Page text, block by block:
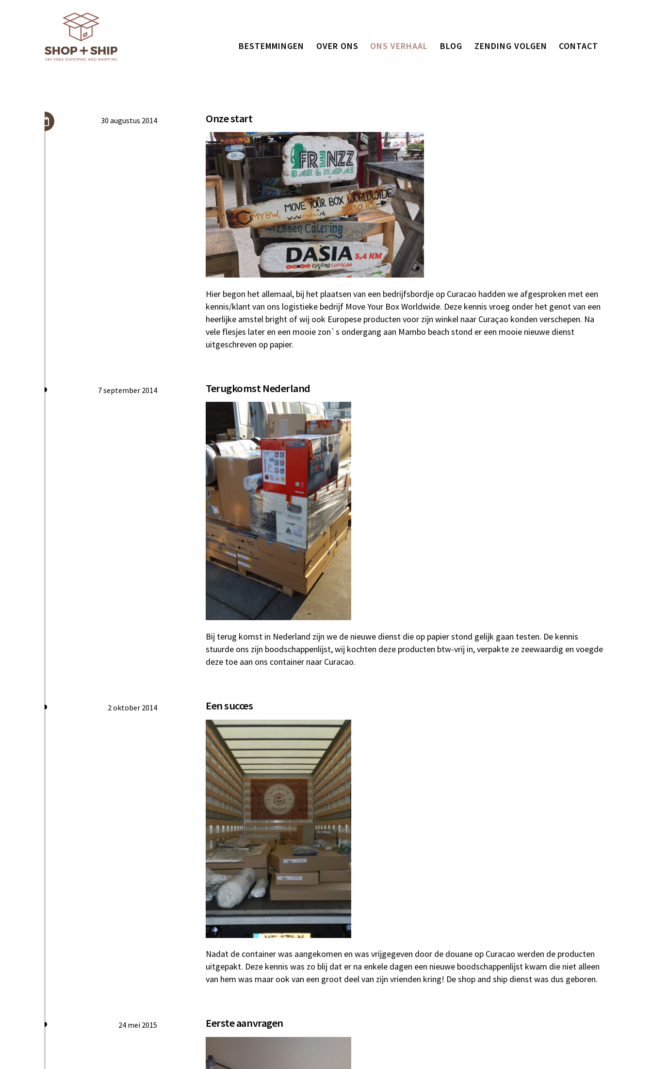
BESTEMMINGEN OVER ONS ONS VERHAAL BLOG ZENDING VOLGEN CONTACT
30 augustus 2014 Onze start
Hier begon het allemaal, bij het plaatsen van een bedrijfsbordje op Curacao hadden we afgesproken met een
kennis/klant van ons logistieke bedrijf Move Your Box Worldwide. Deze kennis vroeg onder het genot van een
heerlijke amstel bright of wij ook Europese producten voor zijn winkel naar Curaçao konden verschepen. Na
vele flesjes later en een mooie zon`s ondergang aan Mambo beach stond er een mooie nieuwe dienst
uitgeschreven op papier.
7 september 2014 Terugkomst Nederland
Bij terug komst in Nederland zijn we de nieuwe dienst die op papier stond gelijk gaan testen. De kennis
stuurde ons zijn boodschappenlijst, wij kochten deze producten btw-vrij in, verpakte ze zeewaardig en voegde
deze toe aan ons container naar Curacao.
2 oktober 2014 Een succes
Nadat de container was aangekomen en was vrijgegeven door de douane op Curacao werden de producten
uitgepakt. Deze kennis was zo blij dat er na enkele dagen een nieuwe boodschappenlijst kwam die niet alleen
van hem was maar ook van een groot deel van zijn vrienden kring! De shop and ship dienst was dus geboren.
24 mei 2015 Eerste aanvragen